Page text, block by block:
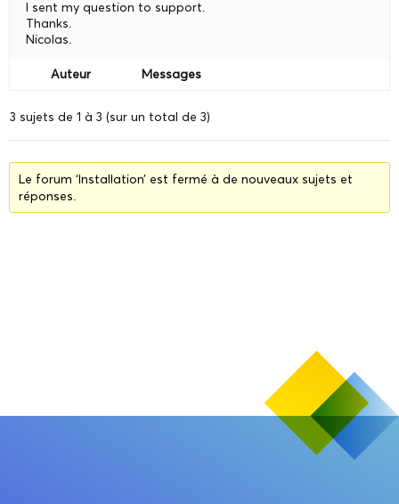
I sent my question to support.
Thanks.
Nicolas.
Auteur Messages
3 sujets de 1 à 3 (sur un total de 3)
Le forum ‘Installation’ est fermé à de nouveaux sujets et
réponses.